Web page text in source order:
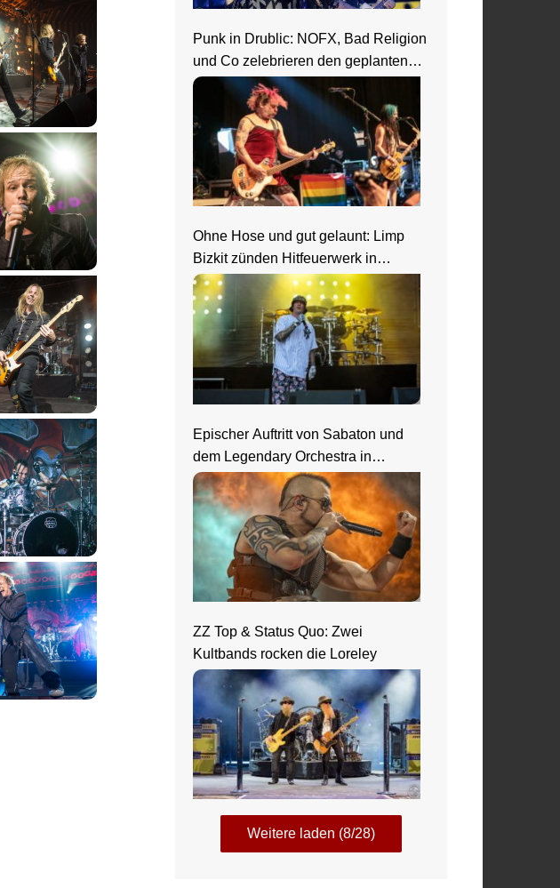
Punk in Drublic: NOFX, Bad Religion
und Co zelebrieren den geplanten
Ausnahmezustand
Ohne Hose und gut gelaunt: Limp
Bizkit zünden Hitfeuerwerk in
Saarbrücken
Epischer Auftritt von Sabaton und
dem Legendary Orchestra in
Frankfurt
ZZ Top & Status Quo: Zwei
Kultbands rocken die Loreley
Weitere laden (8/28)